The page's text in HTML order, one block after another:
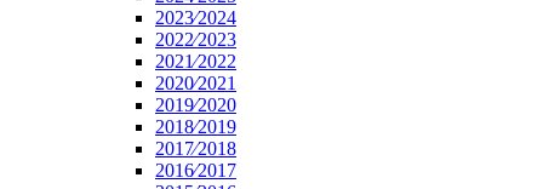
2023⁄2024
2022⁄2023
2021⁄2022
2020⁄2021
2019⁄2020
2018⁄2019
2017⁄2018
2016⁄2017